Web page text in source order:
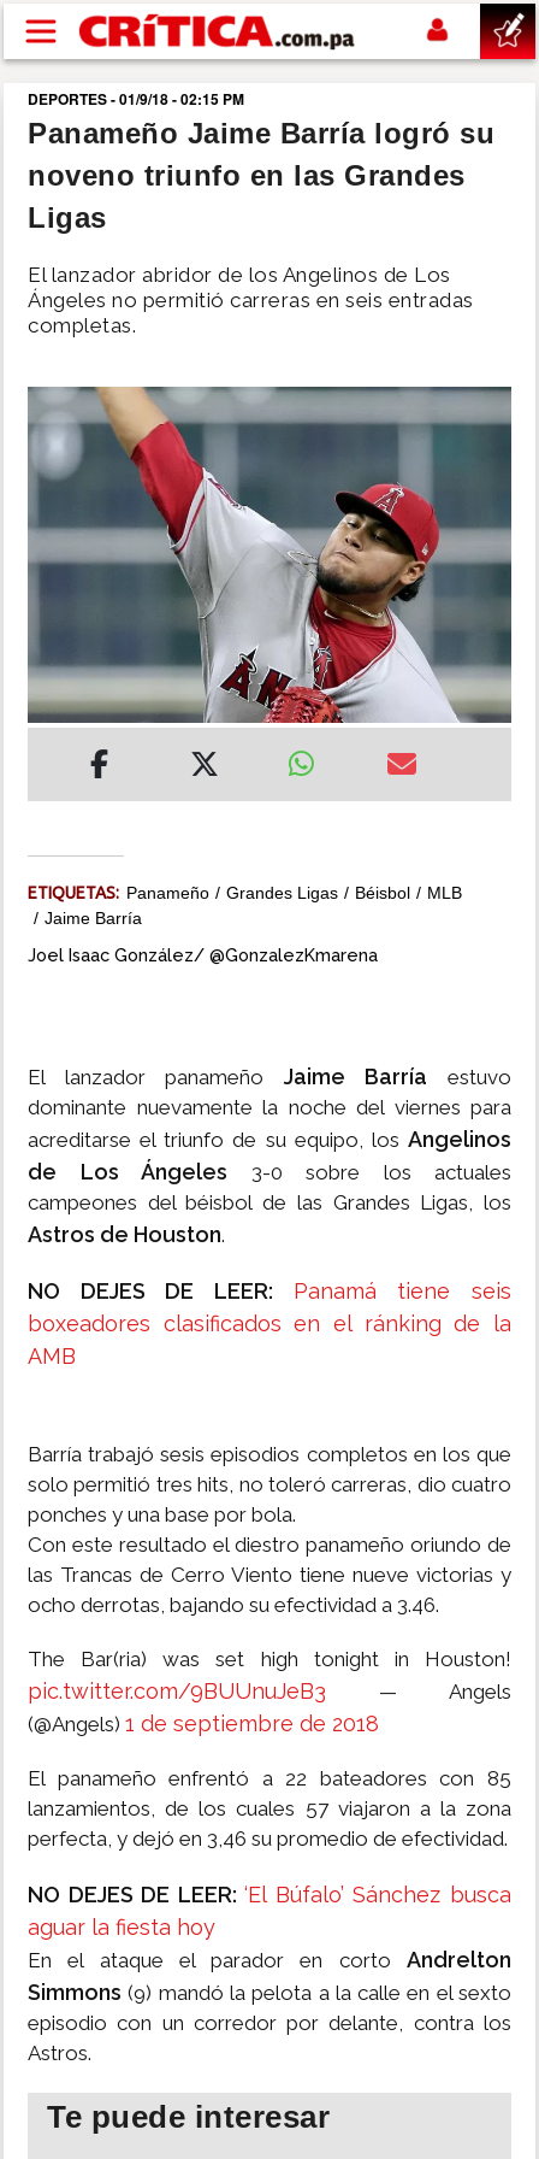
Pasar al contenido principal
buscar
SUCESOS
POLÍTICA
IMPRESO
DEPORTES - 01/9/18 - 02:15 PM
Panameño Jaime Barría logró su
noveno triunfo en las Grandes
Ligas
El lanzador abridor de los Angelinos de Los
Ángeles no permitió carreras en seis entradas
completas.
ETIQUETAS: Panameño Grandes Ligas Béisbol
MLB
Jaime Barría
Joel Isaac González/ @GonzalezKmarena
El lanzador panameño Jaime Barría estuvo
dominante nuevamente la noche del viernes para
acreditarse el triunfo de su equipo, los Angelinos
de Los Ángeles 3-0 sobre los actuales
campeones del béisbol de las Grandes Ligas, los
Astros de Houston.
NO DEJES DE LEER: Panamá tiene seis
boxeadores clasificados en el ránking de la
AMB
Barría trabajó sesis episodios completos en los que
solo permitió tres hits, no toleró carreras, dio cuatro
ponches y una base por bola.
Con este resultado el diestro panameño oriundo de
las Trancas de Cerro Viento tiene nueve victorias y
ocho derrotas, bajando su efectividad a 3.46.
The Bar(ria) was set high tonight in Houston!
pic.twitter.com/9BUUnuJeB3 — Angels
(@Angels) 1 de septiembre de 2018
El panameño enfrentó a 22 bateadores con 85
lanzamientos, de los cuales 57 viajaron a la zona
perfecta, y dejó en 3,46 su promedio de efectividad.
NO DEJES DE LEER:‘El Búfalo’ Sánchez busca
aguar la fiesta hoy
En el ataque el parador en corto Andrelton
Simmons (9) mandó la pelota a la calle en el sexto
episodio con un corredor por delante, contra los
Astros.
Te puede interesar